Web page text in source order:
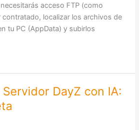
acceso FTP (como
contratado, localizar los archivos de
tu PC (AppData) y subirlos
DayZ con IA: